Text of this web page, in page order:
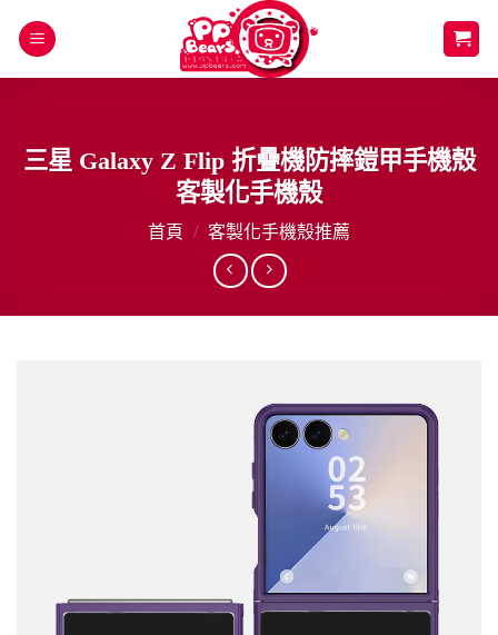
三星 Galaxy Z Flip 折疊機防摔鎧甲手機殼
客製化手機殼
首頁 / 客製化手機殼推薦